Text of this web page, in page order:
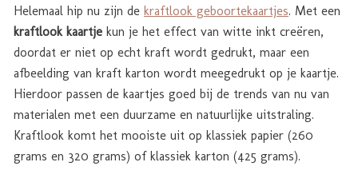
Helemaal hip nu zijn de kraftlook geboortekaartjes. Met een
kraftlook kaartje kun je het effect van witte inkt creëren,
doordat er niet op echt kraft wordt gedrukt, maar een
afbeelding van kraft karton wordt meegedrukt op je kaartje.
Hierdoor passen de kaartjes goed bij de trends van nu van
materialen met een duurzame en natuurlijke uitstraling.
Kraftlook komt het mooiste uit op klassiek papier (260
grams en 320 grams) of klassiek karton (425 grams).